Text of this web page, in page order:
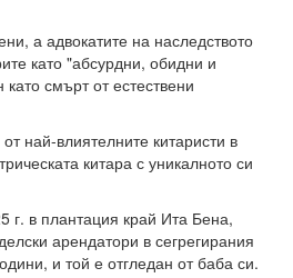
а адвокатите на наследството
като "абсурдни, обидни и
смърт от естествени
най-влиятелните китаристи в
китара с уникалното си
г. в плантация край Ита Бена,
арендатори в сегрегирания
и той е отгледан от баба си.